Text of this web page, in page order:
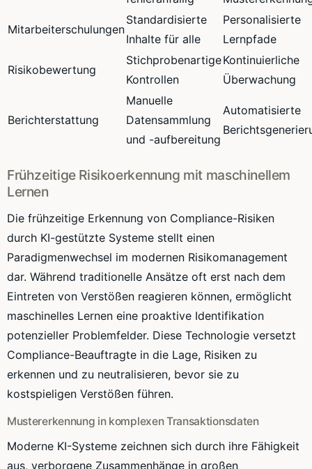
Mitarbeiterschulungen
Standardisierte
Inhalte für alle
Personalisierte
Lernpfade
Risikobewertung
Stichprobenartige
Kontrollen
Kontinuierliche
Überwachung
Berichterstattung
Manuelle
Datensammlung
und -aufbereitung
Automatisierte
Frühzeitige Risikoerkennung mit maschinellem
Lernen
Die frühzeitige Erkennung von Compliance-Risiken
durch KI-gestützte Systeme stellt einen
Paradigmenwechsel im modernen Risikomanagement
dar. Während traditionelle Ansätze oft erst nach dem
Eintreten von Verstößen reagieren können, ermöglicht
maschinelles Lernen eine proaktive Identifikation
potenzieller Problemfelder. Diese Technologie versetzt
Compliance-Beauftragte in die Lage, Risiken zu
erkennen und zu neutralisieren, bevor sie zu
kostspieligen Verstößen führen.
Mustererkennung in komplexen Transaktionsdaten
Moderne KI-Systeme zeichnen sich durch ihre Fähigkeit
aus, verborgene Zusammenhänge in großen